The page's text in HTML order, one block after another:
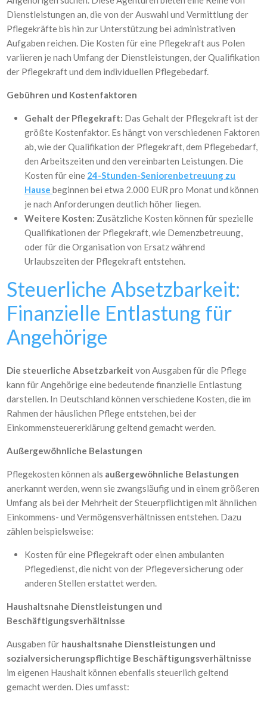
Dienstleistungen an, die von der Auswahl und Vermittlung der
Pflegekräfte bis hin zur Unterstützung bei administrativen
Aufgaben reichen. Die Kosten für eine Pflegekraft aus Polen
variieren je nach Umfang der Dienstleistungen, der Qualifikation
der Pflegekraft und dem individuellen Pflegebedarf.
Gebühren und Kostenfaktoren
Gehalt der Pflegekraft: Das Gehalt der Pflegekraft ist der
größte Kostenfaktor. Es hängt von verschiedenen Faktoren
ab, wie der Qualifikation der Pflegekraft, dem Pflegebedarf,
den Arbeitszeiten und den vereinbarten Leistungen. Die
Kosten für eine 24-Stunden-Seniorenbetreuung zu
Hausebeginnen bei etwa 2.000 EUR pro Monat und können
je nach Anforderungen deutlich höher liegen.
Weitere Kosten: Zusätzliche Kosten können für spezielle
Qualifikationen der Pflegekraft, wie Demenzbetreuung,
oder für die Organisation von Ersatz während
Urlaubszeiten der Pflegekraft entstehen.
Steuerliche Absetzbarkeit:
Finanzielle Entlastung für
Angehörige
Die steuerliche Absetzbarkeit von Ausgaben für die Pflege
kann für Angehörige eine bedeutende finanzielle Entlastung
darstellen. In Deutschland können verschiedene Kosten, die im
Rahmen der häuslichen Pflege entstehen, bei der
Einkommensteuererklärung geltend gemacht werden.
Außergewöhnliche Belastungen
Pflegekosten können als außergewöhnliche Belastungen
anerkannt werden, wenn sie zwangsläufig und in einem größeren
Umfang als bei der Mehrheit der Steuerpflichtigen mit ähnlichen
Einkommens- und Vermögensverhältnissen entstehen. Dazu
zählen beispielsweise:
Kosten für eine Pflegekraft oder einen ambulanten
Pflegedienst, die nicht von der Pflegeversicherung oder
anderen Stellen erstattet werden.
Haushaltsnahe Dienstleistungen und
Beschäftigungsverhältnisse
Ausgaben für haushaltsnahe Dienstleistungen und
sozialversicherungspflichtige Beschäftigungsverhältnisse
im eigenen Haushalt können ebenfalls steuerlich geltend
gemacht werden. Dies umfasst: